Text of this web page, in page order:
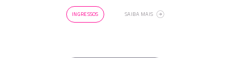
INGRESSOS SAIBA MAIS